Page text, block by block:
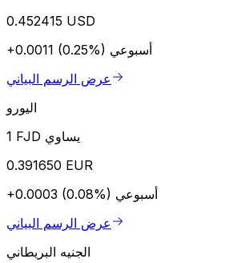
0.452415 USD
+0.0011 (0.25%) أسبوعي
عرض الرسم البياني
اليورو
1 FJD يساوي
0.391650 EUR
+0.0003 (0.08%) أسبوعي
عرض الرسم البياني
الجنيه البريطاني